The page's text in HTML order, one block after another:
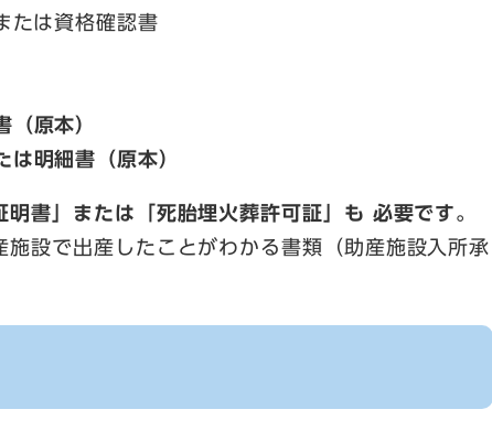
たは資格確認書
（原本）
は明細書（原本）
書」または「死胎埋火葬許可証」も 必要です。
設で出産したことがわかる書類（助産施設入所承